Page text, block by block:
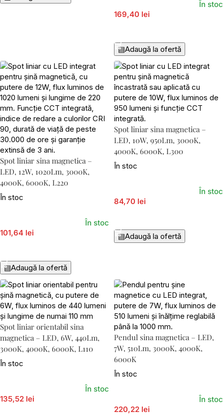
169,40 lei
În stoc
▤Adaugă la ofertă
Spot liniar sina magnetica –
LED, 12W, 1020Lm, 3000K,
4000K, 6000K, L220
În stoc
101,64 lei
În stoc
▤Adaugă la ofertă
Spot liniar sina magnetica –
LED, 10W, 950Lm, 3000K,
4000K, 6000K, L300
În stoc
84,70 lei
În stoc
▤Adaugă la ofertă
Spot liniar orientabil sina
magnetica – LED, 6W, 440Lm,
3000K, 4000K, 6000K, L110
În stoc
135,52 lei
În stoc
Pendul sina magnetica – LED,
7W, 510Lm, 3000K, 4000K,
6000K
În stoc
220,22 lei
În stoc